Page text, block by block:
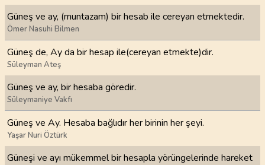
Güneş ve ay, (muntazam) bir hesab ile cereyan etmektedir.
Ömer Nasuhi Bilmen
Güneş de, Ay da bir hesap ile(cereyan etmekte)dir.
Süleyman Ateş
Güneş ve ay, bir hesaba göredir.
Süleymaniye Vakfı
Güneş ve Ay. Hesaba bağlıdır her birinin her şeyi.
Yaşar Nuri Öztürk
Güneşi ve ayı mükemmel bir hesapla yörüngelerinde hareket